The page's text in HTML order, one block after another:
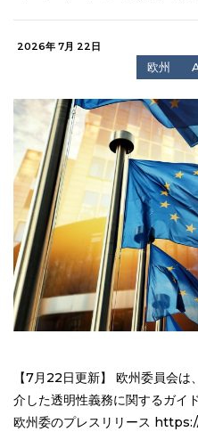
2026年 7月 22日
欧州
【7月22日更新】 欧州委員会
介した透明性義務に関するガイ
欧州委のプレスリリース